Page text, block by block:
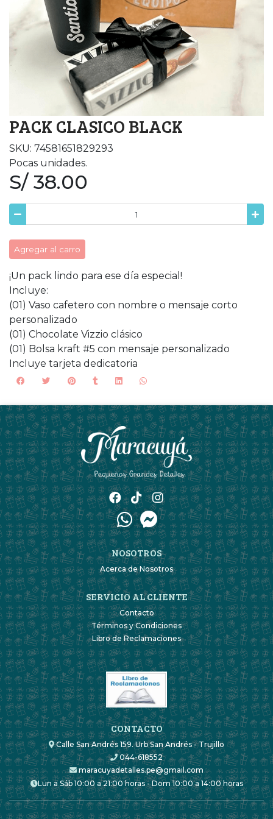
PACK CLASICO BLACK
SKU: 74581651829293
Pocas unidades.
S/ 38.00
Agregar al carro
¡Un pack lindo para ese día especial!
Incluye:
(01) Vaso cafetero con nombre o mensaje corto
personalizado
(01) Chocolate Vizzio clásico
(01) Bolsa kraft #5 con mensaje personalizado
Incluye tarjeta dedicatoria
NOSOTROS
Acerca de Nosotros
SERVICIO AL CLIENTE
Contacto
Términos y Condiciones
Libro de Reclamaciones
CONTACTO
Calle San Andrés 159. Urb San Andrés - Trujillo
044-618552
maracuyadetalles.pe@gmail.com
Lun a Sáb 10:00 a 21:00 horas - Dom 10:00 a 14:00 horas